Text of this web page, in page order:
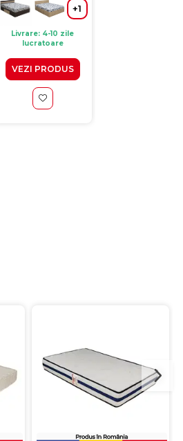
+1
Livrare: 4-10 zile
lucratoare
VEZI PRODUS